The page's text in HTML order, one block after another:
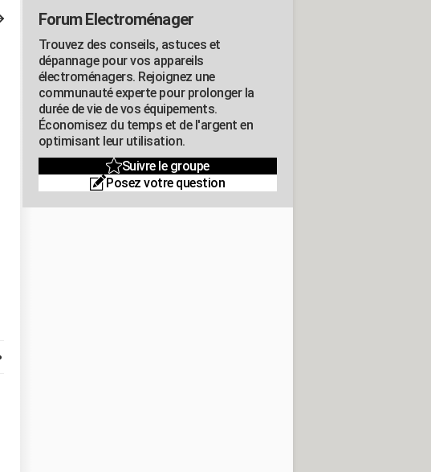
Forum Electroménager
Trouvez des conseils, astuces et
dépannage pour vos appareils
électroménagers. Rejoignez une
communauté experte pour prolonger la
durée de vie de vos équipements.
Économisez du temps et de l'argent en
optimisant leur utilisation.
Suivre le groupe
Posez votre question